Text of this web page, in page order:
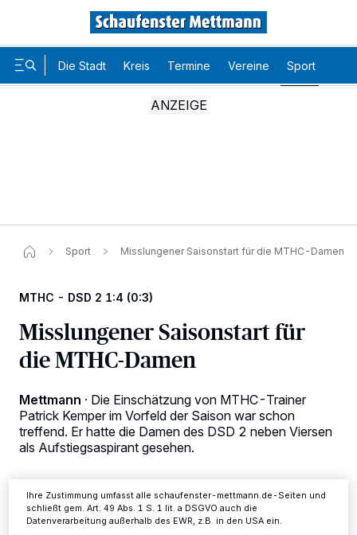
Die Stadt Kreis Termine Vereine Sport
Sport Misslungener Saisonstart für die MTHC-Damen
MTHC - DSD 2 1:4 (0:3)
Misslungener Saisonstart für
die MTHC-Damen
Mettmann · Die Einschätzung von MTHC-Trainer
Patrick Kemper im Vorfeld der Saison war schon
treffend. Er hatte die Damen des DSD 2 neben Viersen
als Aufstiegsaspirant gesehen.
13.09.2017 , 15:29 Uhr 2 Minuten Lesezeit
Wir und unsere 218-Partner speichern und greifen auf
personenbezogene Daten wie Browserdaten oder eindeutige
Kennungen auf Ihrem Gerät zu. Durch Auswahl von OK aktivieren Sie
Zwecke. Wenn Tracker deaktiviert sind, sind manche Inhalte und
Anzeigen möglicherweise nicht mehr so relevant für Sie. Sie können
dieses Menü jederzeit wieder aufrufen, um Ihre Einstellungen zu
ändern oder Ihre Einwilligung zu widerrufen, indem Sie auf den Link
Einstellungen oder Ablehnen am unteren Rand der Webseite klicken.
Ihre Zustimmung umfasst alle schaufenster-mettmann.de-Seiten und
schließt gem. Art. 49 Abs. 1 S. 1 lit. a DSGVO auch die
Datenverarbeitung außerhalb des EWR, z.B. in den USA ein.